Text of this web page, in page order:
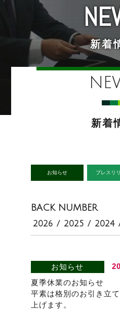
新着
新着
お知らせ プレスリ
BACK NUMBER
2026 / 2025 / 2024
お知らせ
夏季休業のお知らせ
平素は格別のお引き立
上げます。